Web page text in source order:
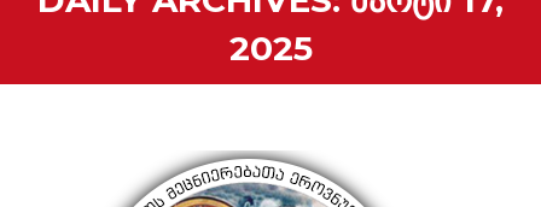
2025